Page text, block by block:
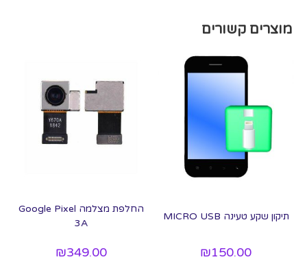
מוצרים קשורים
תיקון שקע טעינה MICRO USB
₪150.00
החלפת מצלמה Google Pixel
3A
₪349.00